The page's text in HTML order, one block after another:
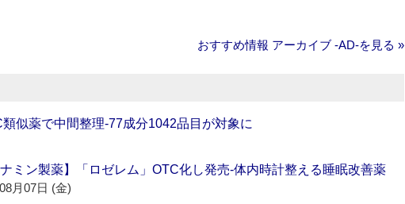
おすすめ情報 アーカイブ ‐AD‐を見る »
類似薬で中間整理‐77成分1042品目が対象に
ナミン製薬】「ロゼレム」OTC化し発売‐体内時計整える睡眠改善薬
月07日 (金)